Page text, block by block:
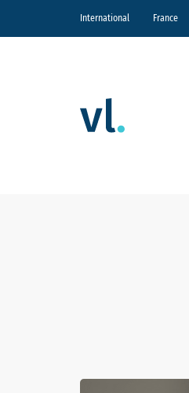
International France